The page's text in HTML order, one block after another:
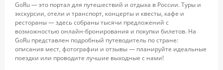
GoRu — это портал для путешествий и отдыха в России. Туры и
экскурсии, отели и транспорт, концерты и квесты, кафе и
рестораны — здесь собраны тысячи предложений с
возможностью онлайн-бронирования и покупки билетов. На
GoRu представлен подробный путеводитель по стране:
описания мест, фотографии и отзывы — планируйте идеальные
поездки или проводите лучшие выходные с нами!